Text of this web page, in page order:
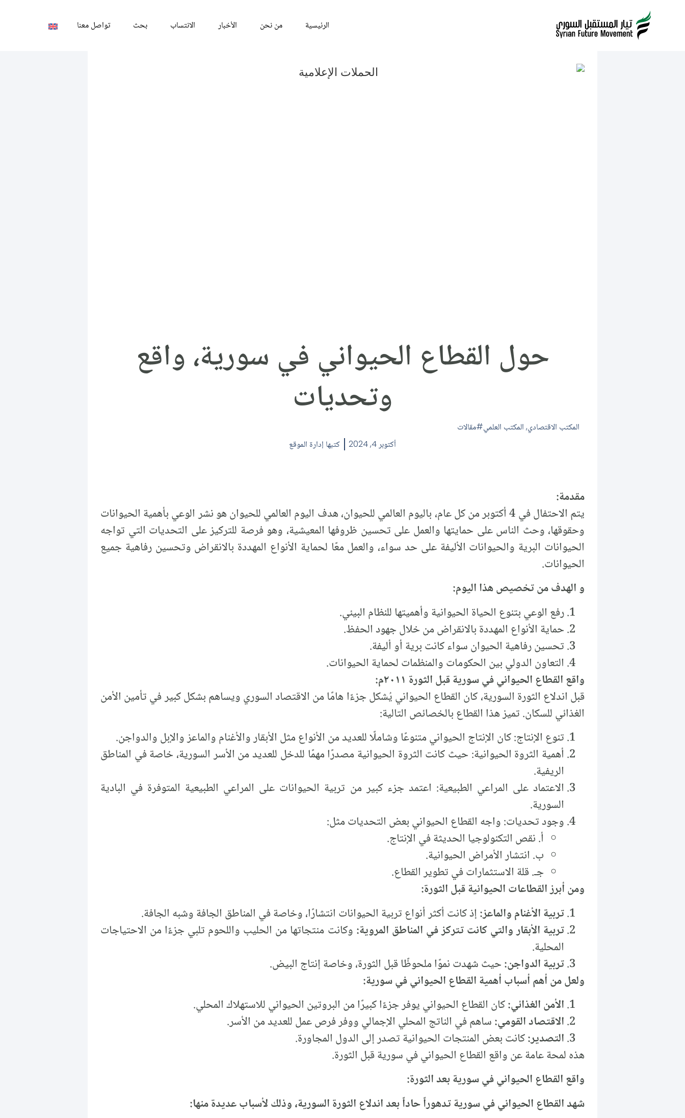
الرئيسية من نحن الأخبار الانتساب بحث تواصل معنا
حول القطاع الحيواني في سورية، واقع
وتحديات
المكتب الاقتصادي, المكتب العلمي
مقالات
أكتوبر 4, 2024
كتبها إدارة الموقع
مقدمة:
يتم الاحتفال في 4 أكتوبر من كل عام، باليوم العالمي للحيوان، هدف اليوم العالمي للحيوان هو نشر الوعي بأهمية الحيوانات
وحقوقها، وحث الناس على حمايتها والعمل على تحسين ظروفها المعيشية، وهو فرصة للتركيز على التحديات التي تواجه
الحيوانات البرية والحيوانات الأليفة على حد سواء، والعمل معًا لحماية الأنواع المهددة بالانقراض وتحسين رفاهية جميع
الحيوانات.
و الهدف من تخصيص هذا اليوم:
رفع الوعي بتنوع الحياة الحيوانية وأهميتها للنظام البيئي.
حماية الأنواع المهددة بالانقراض من خلال جهود الحفظ.
تحسين رفاهية الحيوان سواء كانت برية أو أليفة.
التعاون الدولي بين الحكومات والمنظمات لحماية الحيوانات.
واقع القطاع الحيواني في سورية قبل الثورة ٢٠١١م:
قبل اندلاع الثورة السورية، كان القطاع الحيواني يُشكل جزءًا هامًا من الاقتصاد السوري ويساهم بشكل كبير في تأمين الأمن
الغذائي للسكان. تميز هذا القطاع بالخصائص التالية:
تنوع الإنتاج: كان الإنتاج الحيواني متنوعًا وشاملًا للعديد من الأنواع مثل الأبقار والأغنام والماعز والإبل والدواجن.
أهمية الثروة الحيوانية: حيث كانت الثروة الحيوانية مصدرًا مهمًا للدخل للعديد من الأسر السورية، خاصة في المناطق
الريفية.
الاعتماد على المراعي الطبيعية: اعتمد جزء كبير من تربية الحيوانات على المراعي الطبيعية المتوفرة في البادية
السورية.
وجود تحديات: واجه القطاع الحيواني بعض التحديات مثل:
أ. نقص التكنولوجيا الحديثة في الإنتاج.
ب. انتشار الأمراض الحيوانية.
جـ. قلة الاستثمارات في تطوير القطاع.
ومن أبرز القطاعات الحيوانية قبل الثورة:
تربية الأغنام والماعز:إذ كانت أكثر أنواع تربية الحيوانات انتشارًا، وخاصة في المناطق الجافة وشبه الجافة.
تربية الأبقار والتي كانت تتركز في المناطق المروية: وكانت منتجاتها من الحليب واللحوم تلبي جزءًا من الاحتياجات
المحلية.
تربية الدواجن:حيث شهدت نموًا ملحوظًا قبل الثورة، وخاصة إنتاج البيض.
ولعل من أهم أسباب أهمية القطاع الحيواني في سورية:
الأمن الغذائي:كان القطاع الحيواني يوفر جزءًا كبيرًا من البروتين الحيواني للاستهلاك المحلي.
الاقتصاد القومي:ساهم في الناتج المحلي الإجمالي ووفر فرص عمل للعديد من الأسر.
التصدير:كانت بعض المنتجات الحيوانية تصدر إلى الدول المجاورة.
هذه لمحة عامة عن واقع القطاع الحيواني في سورية قبل الثورة.
واقع القطاع الحيواني في سورية بعد الثورة:
شهد القطاع الحيواني في سورية تدهوراً حاداً بعد اندلاع الثورة السورية، وذلك لأسباب عديدة منها: